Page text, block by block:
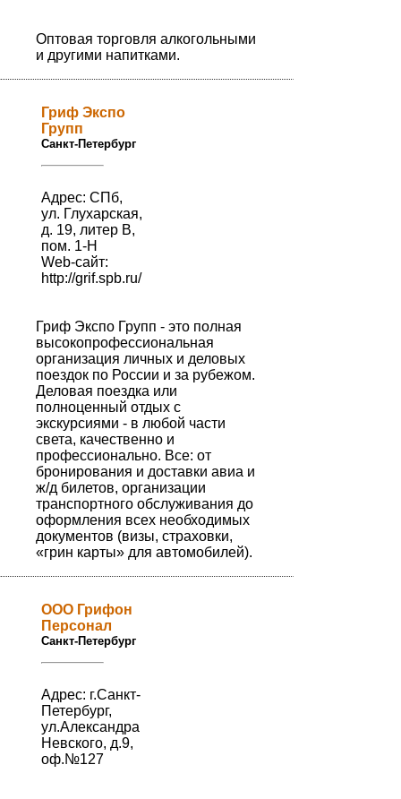
Оптовая торговля алкогольными
и другими напитками.
Гриф Экспо
Групп
Санкт-Петербург
Адрес: СПб,
ул. Глухарская,
д. 19, литер В,
пом. 1-Н
Web-сайт:
http://grif.spb.ru/
Гриф Экспо Групп - это полная
высокопрофессиональная
организация личных и деловых
поездок по России и за рубежом.
Деловая поездка или
полноценный отдых с
экскурсиями - в любой части
света, качественно и
профессионально. Все: от
бронирования и доставки авиа и
ж/д билетов, организации
транспортного обслуживания до
оформления всех необходимых
документов (визы, страховки,
«грин карты» для автомобилей).
ООО Грифон
Персонал
Санкт-Петербург
Адрес: г.Санкт-
Петербург,
ул.Александра
Невского, д.9,
оф.№127